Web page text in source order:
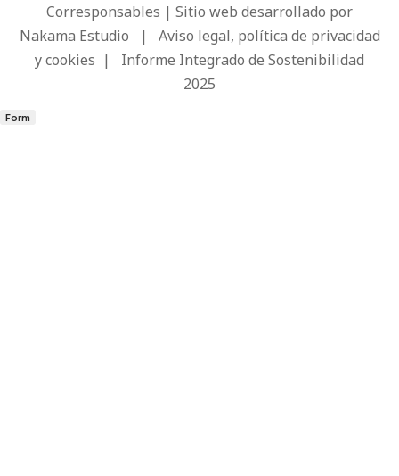
Corresponsables | Sitio web desarrollado por
Nakama Estudio | Aviso legal, política de privacidad
y cookies | Informe Integrado de Sostenibilidad
2025
Form